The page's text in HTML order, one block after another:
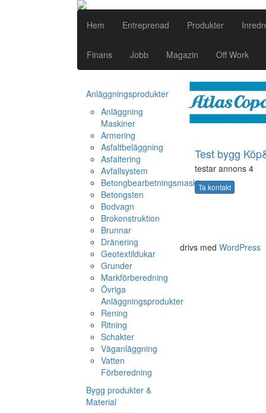
Hem Entreprenad Produkter
Finans Jobb Magazin Off Work
Anläggningsprodukter
Anläggning
Maskiner
Armering
Asfaltbeläggning
Asfaltering
Avfallsystem
Betongbearbetningsmaskiner
Betongsten
Bodvagn
Brokonstruktion
Brunnar
Dränering
Geotextildukar
Grunder
Markförberedning
Övriga
Anläggningsprodukter
Rening
Ritning
Schakter
Väganläggning
Vatten
Förberedning
Bygg produkter &
Material
Test bygg
testar annons 4
Ta kontakt
drivs med WordPress